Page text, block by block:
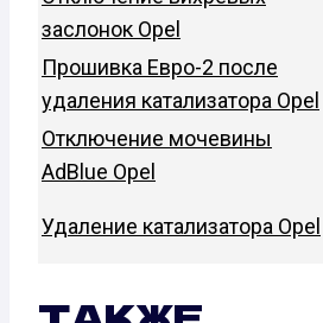
заслонок Opel
Прошивка Евро-2 после
удаления катализатора Opel
Отключение мочевины
AdBlue Opel
Удаление катализатора Opel